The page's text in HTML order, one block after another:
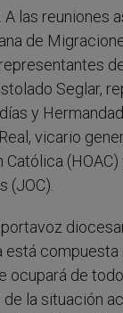
las reuniones
de
Seglar,
y
vicario
Católica
(JOC).
está
ocupará de
la situación